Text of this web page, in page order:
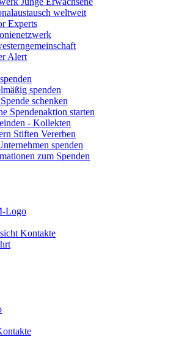
weltweit
Experts
Alert
spenden
schenken
Spendenaktion starten
- Kollekten
Stiften Vererben
spenden
zum Spenden
Logo
Kontakte